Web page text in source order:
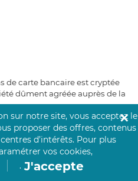
de carte bancaire est cryptée
dûment agréée auprès de la
sur notre site, vous acceptez le
proposer des offres, contenus
d’intérêts. Pour plus
vos cookies,
. J'accepte
✕